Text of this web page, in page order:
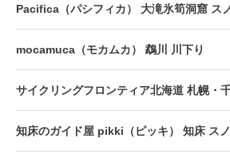
Pacifica（パシフィカ） 大滝氷筍洞窟 ス
mocamuca（モカムカ） 鵡川 川下り
サイクリングフロンティア北海道 札幌・
知床のガイド屋 pikki（ピッキ） 知床 ス